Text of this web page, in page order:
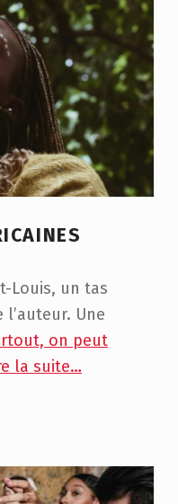
Louis, un tas
Une
on peut
la suite…